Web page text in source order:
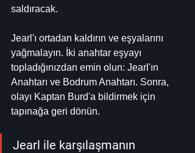
saldıracak.
Jearl'ı ortadan kaldırın ve eşyalarını
yağmalayın. İki anahtar eşyayı
topladığınızdan emin olun: Jearl'ın
Anahtarı ve Bodrum Anahtarı. Sonra,
olayı Kaptan Burd'a bildirmek için
tapınağa geri dönün.
Jearl ile karşılaşmanın